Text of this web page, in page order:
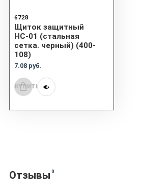
6728
Щиток защитный
НС-01 (стальная
сетка. черный) (400-
108)
7.08 руб.
КУПИТЬ
Отзывы 0